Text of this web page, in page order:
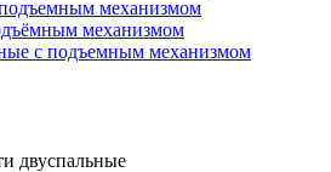
механизмом
механизмом
с подъемным механизмом
двуспальные